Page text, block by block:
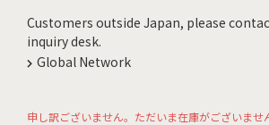
Customers outside Japan, please
inquiry desk.
Global Network
申し訳ございません。ただいま在庫がございませ